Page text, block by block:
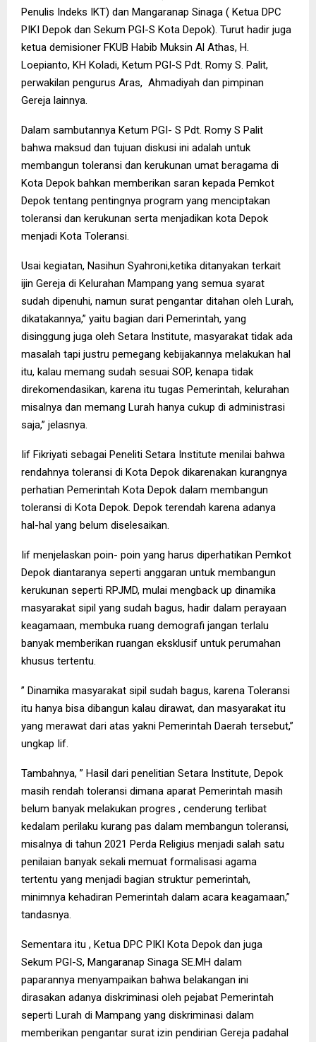
Penulis Indeks IKT) dan Mangaranap Sinaga ( Ketua DPC
PIKI Depok dan Sekum PGI-S Kota Depok). Turut hadir juga
ketua demisioner FKUB Habib Muksin Al Athas, H.
Loepianto, KH Koladi, Ketum PGI-S Pdt. Romy S. Palit,
perwakilan pengurus Aras, Ahmadiyah dan pimpinan
Gereja lainnya.
Dalam sambutannya Ketum PGI- S Pdt. Romy S Palit
bahwa maksud dan tujuan diskusi ini adalah untuk
membangun toleransi dan kerukunan umat beragama di
Kota Depok bahkan memberikan saran kepada Pemkot
Depok tentang pentingnya program yang menciptakan
toleransi dan kerukunan serta menjadikan kota Depok
menjadi Kota Toleransi.
Usai kegiatan, Nasihun Syahroni,ketika ditanyakan terkait
ijin Gereja di Kelurahan Mampang yang semua syarat
sudah dipenuhi, namun surat pengantar ditahan oleh Lurah,
dikatakannya,” yaitu bagian dari Pemerintah, yang
disinggung juga oleh Setara Institute, masyarakat tidak ada
masalah tapi justru pemegang kebijakannya melakukan hal
itu, kalau memang sudah sesuai SOP, kenapa tidak
direkomendasikan, karena itu tugas Pemerintah, kelurahan
misalnya dan memang Lurah hanya cukup di administrasi
saja,” jelasnya.
Iif Fikriyati sebagai Peneliti Setara Institute menilai bahwa
rendahnya toleransi di Kota Depok dikarenakan kurangnya
perhatian Pemerintah Kota Depok dalam membangun
toleransi di Kota Depok. Depok terendah karena adanya
hal-hal yang belum diselesaikan.
Iif menjelaskan poin- poin yang harus diperhatikan Pemkot
Depok diantaranya seperti anggaran untuk membangun
kerukunan seperti RPJMD, mulai mengback up dinamika
masyarakat sipil yang sudah bagus, hadir dalam perayaan
keagamaan, membuka ruang demografi jangan terlalu
banyak memberikan ruangan eksklusif untuk perumahan
khusus tertentu.
” Dinamika masyarakat sipil sudah bagus, karena Toleransi
itu hanya bisa dibangun kalau dirawat, dan masyarakat itu
yang merawat dari atas yakni Pemerintah Daerah tersebut,”
ungkap Iif.
Tambahnya, ” Hasil dari penelitian Setara Institute, Depok
masih rendah toleransi dimana aparat Pemerintah masih
belum banyak melakukan progres , cenderung terlibat
kedalam perilaku kurang pas dalam membangun toleransi,
misalnya di tahun 2021 Perda Religius menjadi salah satu
penilaian banyak sekali memuat formalisasi agama
tertentu yang menjadi bagian struktur pemerintah,
minimnya kehadiran Pemerintah dalam acara keagamaan,”
tandasnya.
Sementara itu , Ketua DPC PIKI Kota Depok dan juga
Sekum PGI-S, Mangaranap Sinaga SE.MH dalam
paparannya menyampaikan bahwa belakangan ini
dirasakan adanya diskriminasi oleh pejabat Pemerintah
seperti Lurah di Mampang yang diskriminasi dalam
memberikan pengantar surat izin pendirian Gereja padahal